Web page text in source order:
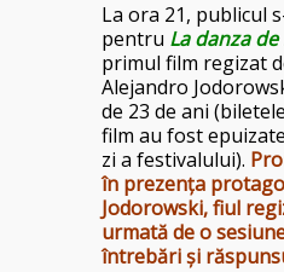
La ora 21, publicul
pentru La danza
primul film regizat
Alejandro
de 23 de ani
film au fost
zi a festivalului).
în prezența
Jodorowski, fiul
urmată de o
întrebări și